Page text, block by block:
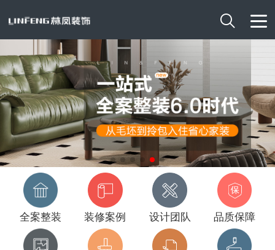

全案整装 装修案例 设计团队 品质保障